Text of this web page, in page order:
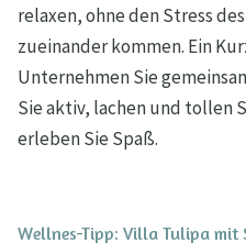
relaxen, ohne den Stress
zueinander kommen. Ein
Unternehmen Sie
Sie aktiv, lachen und tollen
erleben Sie Spaß.
Wellnes-Tipp: Villa Tulipa mit